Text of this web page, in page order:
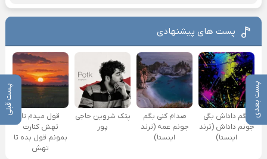
پست بعدی پست قبلی
پست های پیشنهادی
بگم داداش بگی
جونم داداش (ترند
اینستا)
صدام کنی بگم
جونم عمه (ترند
اینستا)
پتک شروین حاجی
پور
قول میدم تا
تهش کنارت
بمونم قول بده تا
تهش